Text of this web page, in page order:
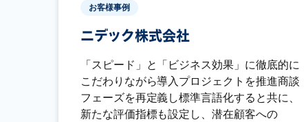
お客様事例
ニデック株式会社
「スピード」と「ビジネス効果」に徹底的に
こだわりながら導入プロジェクトを推進商談
フェーズを再定義し標準言語化すると共に、
新たな評価指標も設定し、潜在顧客への